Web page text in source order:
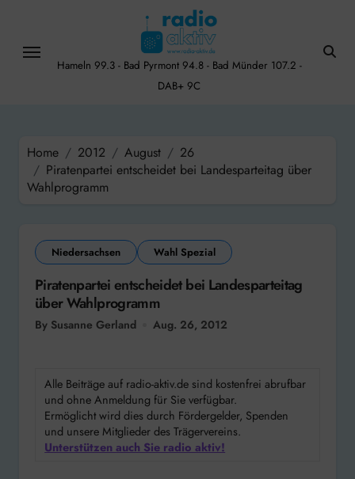
content
Hameln 99.3 - Bad Pyrmont 94.8 - Bad Münder 107.2 -
DAB+ 9C
Home 2012 August
26
Piratenpartei entscheidet bei Landesparteitag über
Wahlprogramm
Niedersachsen Wahl Spezial
Piratenpartei entscheidet bei Landesparteitag
über Wahlprogramm
By Susanne Gerland Aug. 26, 2012
Alle Beiträge auf radio-aktiv.de sind kostenfrei abrufbar
und ohne Anmeldung für Sie verfügbar.
Ermöglicht wird dies durch Fördergelder, Spenden
und unsere Mitglieder des Trägervereins.
Unterstützen auch Sie radio aktiv!